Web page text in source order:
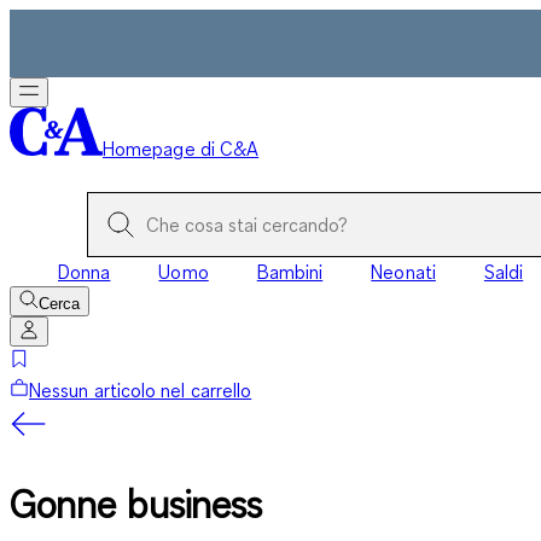
Homepage di C&A
Donna Uomo Bambini Neonati Saldi
Cerca
Nessun articolo nel carrello
Gonne business